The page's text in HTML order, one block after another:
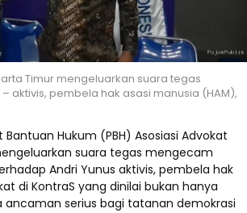
Timur mengeluarkan suara tegas
aktivis, pembela hak asasi manusia (HAM),
Bantuan Hukum (PBH) Asosiasi Advokat
suara tegas mengecam
Andri Yunus aktivis, pembela hak
di KontraS yang dinilai bukan hanya
ancaman serius bagi tatanan demokrasi